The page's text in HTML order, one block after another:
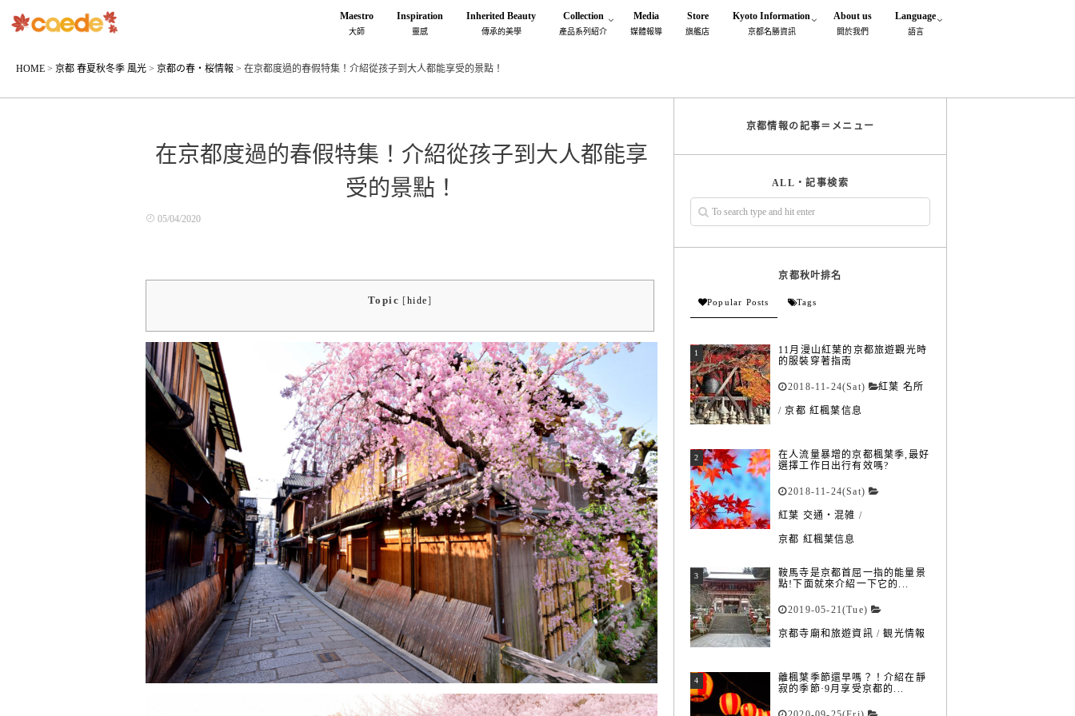
Maestro
大師
Inspiration
靈感
Inherited Beauty
傳承的美學
Collection
產品系列紹介
Media
媒體報導
Store
旗艦店
Kyoto Information
京都名勝資訊
About us
閞於我們
Language
語言
HOME > 京都 春夏秋冬季 風光 > 京都の春・桜情報 > 在京都度過的春假特集！介紹從孩子到大人都能享受的景點！
在京都度過的春假特集！介紹從孩子到大人都能享
受的景點！
05/04/2020
Topic [hide]
京都情報の記事＝メニュー
ALL・記事検索
京都秋叶排名
Popular Posts Tags
11月漫山紅葉的京都旅遊觀光時
的服裝穿著指南
2018-11-24(Sat) 紅葉 名所
/京都 紅楓葉信息
在人流量暴增的京都楓葉季,最好
選擇工作日出行有效嗎?
2018-11-24(Sat)
紅葉 交通・混雑 /
京都 紅楓葉信息
鞍馬寺是京都首屈一指的能量景
點!下面就來介紹一下它的...
2019-05-21(Tue)
京都寺廟和旅遊資訊 /観光情報
離楓葉季節還早嗎？！介紹在靜
寂的季節·9月享受京都的...